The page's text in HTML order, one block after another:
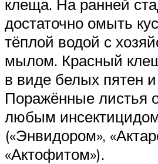
клеща. На ранней
достаточно омыть
тёплой водой с
мылом. Красный
в виде белых пятен и
Поражённые листья
любым
(«Энвидором»,
«Актофитом»).